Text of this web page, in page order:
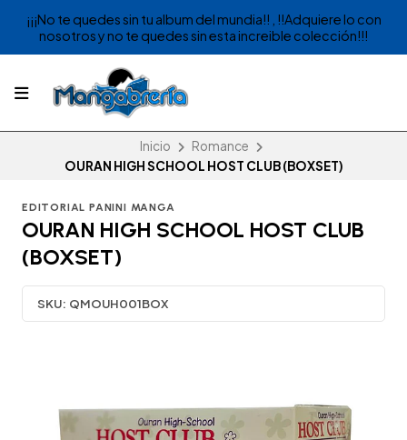
¡¡¡No te quedes sin tu album del mundia!! , !!Adquiere lo con
nosotros y no te quedes sin esta increible colección!!!
Inicio
Romance
OURAN HIGH SCHOOL HOST CLUB (BOXSET)
EDITORIAL PANINI MANGA
OURAN HIGH SCHOOL HOST CLUB
(BOXSET)
SKU: QMOUH001BOX